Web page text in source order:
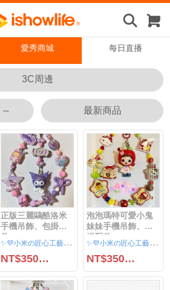
愛秀商城 每日直播
正版三麗鷗酷洛米
手機吊飾、包掛配
件
✨
💜小米の匠心工藝✨💜
NT$350.00
泡泡瑪特可愛小鬼
妹妹手機吊飾、包
掛配件
✨
💜小米の匠心工藝✨💜
NT$350.00